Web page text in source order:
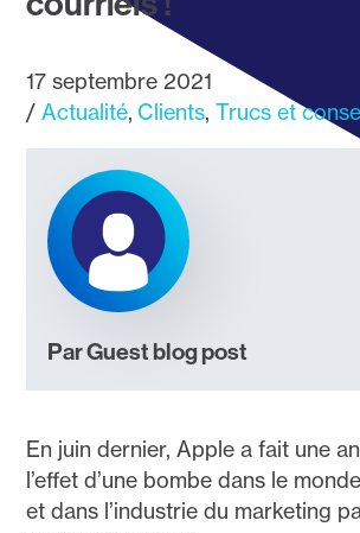
17 septembre 2021
Actualité Clients Trucs et
Par Guest blog post
En juin dernier, Apple a fait une
l’effet d’une bombe dans le
et dans l’industrie du marketing